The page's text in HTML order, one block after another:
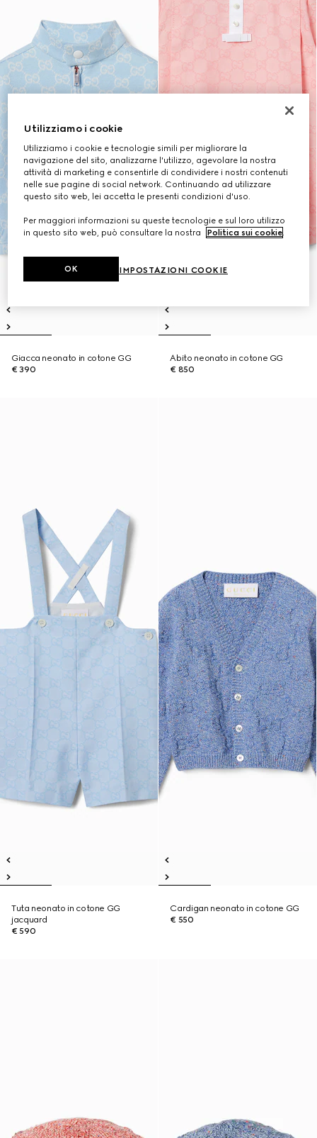
Giacca neonato in cotone GG
€ 390
Abito neonato in cotone GG
€ 850
Tuta neonato in cotone GG
jacquard
€ 590
Cardigan neonato in cotone GG
€ 550
Utilizziamo i cookie
Utilizziamo i cookie e tecnologie simili per migliorare la
navigazione del sito, analizzarne l'utilizzo, agevolare la nostra
attività di marketing e consentirle di condividere i nostri contenuti
nelle sue pagine di social network. Continuando ad utilizzare
questo sito web, lei accetta le presenti condizioni d'uso.
Per maggiori informazioni su queste tecnologie e sul loro utilizzo
in questo sito web, può consultare la nostra
Politica sui cookie.
IMPOSTAZIONI COOKIE
OK